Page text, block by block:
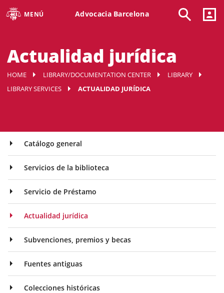
MENÚ Advocacia Barcelona
Actualidad jurídica
HOME LIBRARY/DOCUMENTATION CENTER
LIBRARY
LIBRARY SERVICES
ACTUALIDAD JURÍDICA
Catálogo general
Servicios de la biblioteca
Servicio de Préstamo
Actualidad jurídica
Subvenciones, premios y becas
Fuentes antiguas
Colecciones históricas